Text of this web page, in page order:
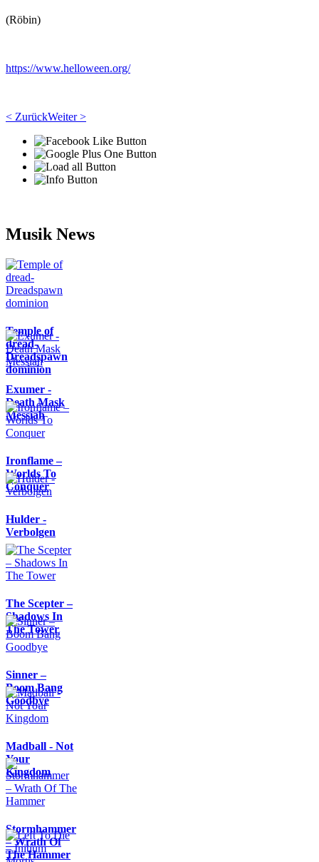
(Röbin)
https://www.helloween.org/
< ZurückWeiter >
Musik News
Temple of
dread-
Dreadspawn
dominion
Exumer -
Death Mask
Messiah
Ironflame –
Worlds To
Conquer
Hulder -
Verbolgen
The Scepter –
Shadows In
The Tower
Sinner –
Boom Bang
Goodbye
Madball - Not
Your
Kingdom
Stormhammer
– Wrath Of
The Hammer